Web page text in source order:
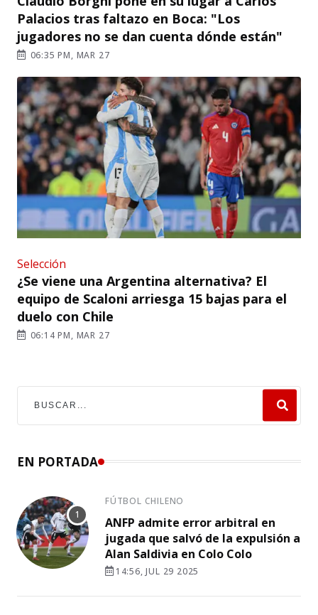
Palacios tras faltazo en Boca: "Los
jugadores no se dan cuenta dónde están"
06:35 PM, MAR 27
Selección
¿Se viene una Argentina alternativa? El
equipo de Scaloni arriesga 15 bajas para el
duelo con Chile
06:14 PM, MAR 27
EN PORTADA
FÚTBOL CHILENO
ANFP admite error arbitral en
jugada que salvó de la expulsión a
Alan Saldivia en Colo Colo
14:56, JUL 29 2025